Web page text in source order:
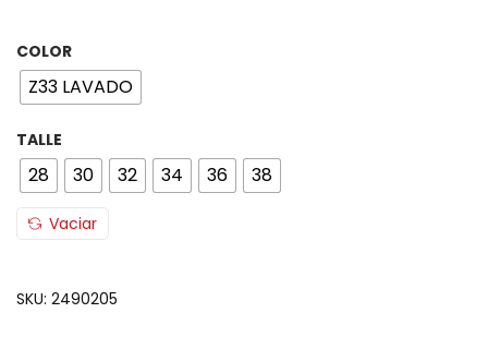
COLOR
Z33 LAVADO
TALLE
28 30 32 34 36 38
Vaciar
SKU: 2490205